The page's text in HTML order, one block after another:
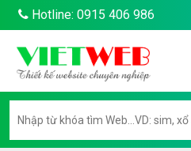
Hotline: 0915 406 986